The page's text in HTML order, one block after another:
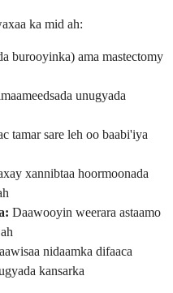
ka mid ah:
burooyinka) ama mastectomy
unugyada
tamar sare leh oo baabi'iya
xannibtaa hoormoonada
Daawooyin weerara astaamo
nidaamka difaaca
kansarka